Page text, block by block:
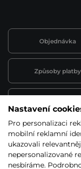
Objednávka
Způsoby platby
Půjčovna
obchodní
Nastavení
Pro personalizaci
mobilní reklamní
ukazovali
nepersonalizované
nesbíráme.